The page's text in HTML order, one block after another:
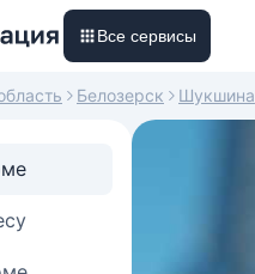
Все сервисы
Белозерск Шукшина